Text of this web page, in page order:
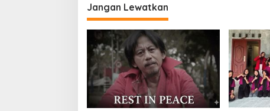
Jangan Lewatkan